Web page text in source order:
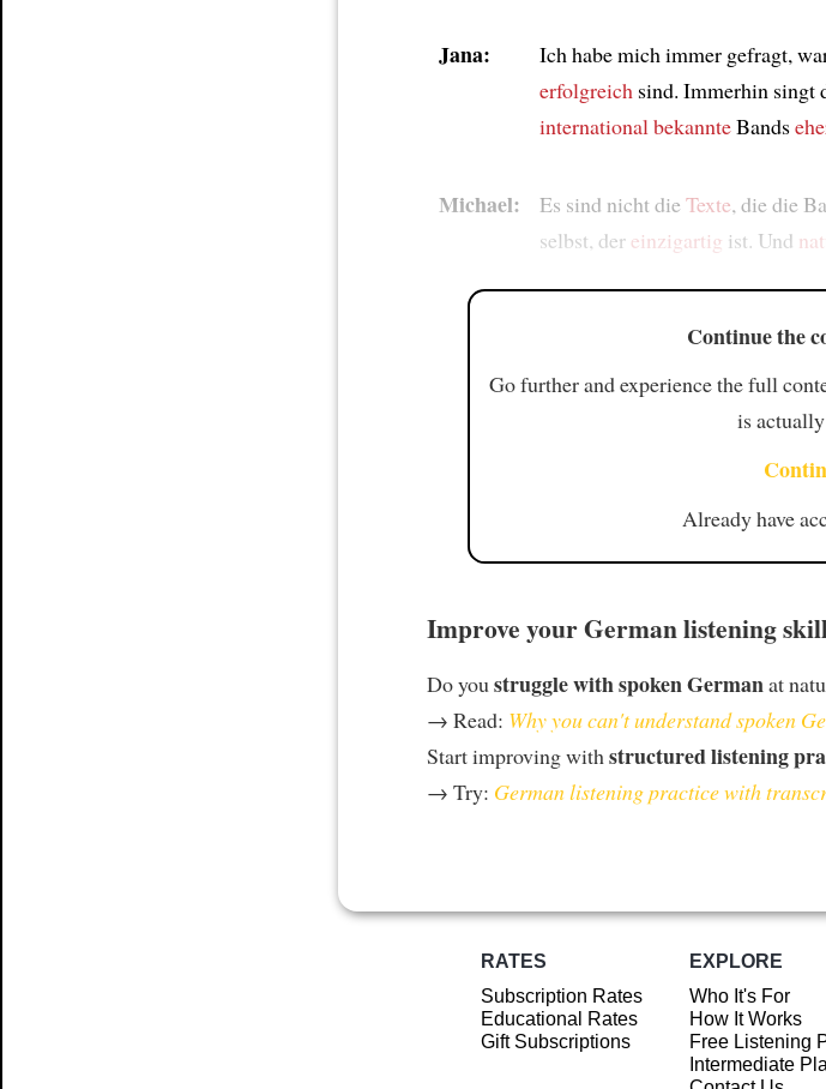
Jana:
Ich habe mich immer gefragt,
erfolgreich sind. Immerhin singt
international bekannteBands
Michael: Es sind nicht dieTexte, die die
selbst, der einzigartig ist. Und
Continue the
Go further and experience the full
is
Already have
Improve your German listening
Do youstruggle with spoken Germanat
→ Read: Why you can't understand spoken
Start improving withstructured listening
→ Try: German listening practice with
RATES
Subscription Rates
Educational Rates
Gift Subscriptions
EXPLORE
Who It's For
How It Works
Free Listening
Intermediate